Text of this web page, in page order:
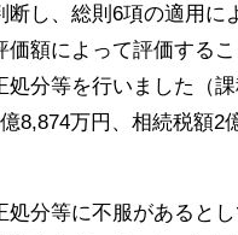
断し、総則6項の適用に
価額によって評価する
処分等を行いました（
8,874万円、相続税額2
処分等に不服があると